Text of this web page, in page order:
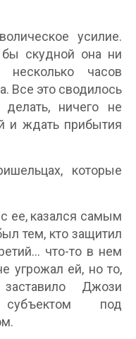
усилие.
бы скудной она ни
часов
Все это сводилось
ничего не
и ждать прибытия
которые
ее, казался самым
тем, кто защитил
что-то в нем
угрожал ей, но то,
Джози
под